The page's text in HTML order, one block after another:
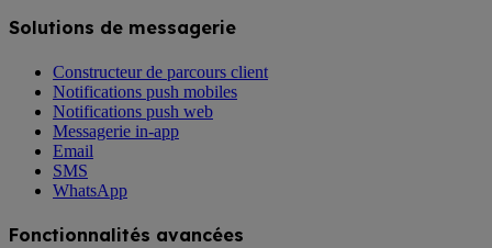
Solutions de messagerie
Constructeur de parcours client
Notifications push mobiles
Notifications push web
Messagerie in-app
Email
SMS
WhatsApp
Fonctionnalités avancées